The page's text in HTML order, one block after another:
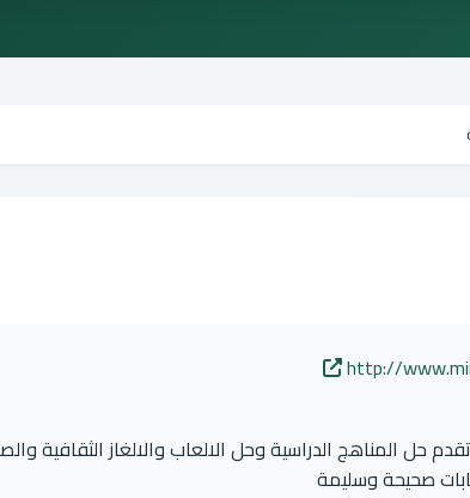
http://
المناهج الدراسية وحل الالعاب والالغاز الثقافية
صحيحة وسليمة